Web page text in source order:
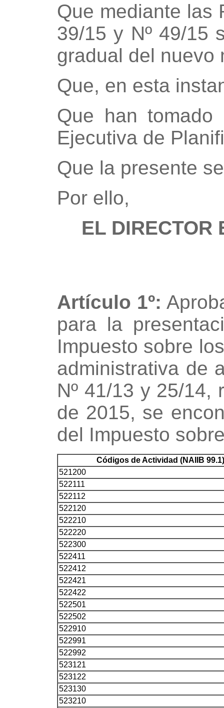
Que mediante las
39/15 y Nº 49/15
gradual del nuevo
Que, en esta
Que han tomado
Ejecutiva de
Que la presente
Por ello,
EL DIRECTOR
Artículo 1º:
para la
Impuesto sobre
administrativa de
Nº 41/13 y 25/14,
de 2015, se
del Impuesto
Códigos de Actividad (NAIIB 99.1)
521200
522111
522112
522120
522210
522220
522300
522411
522412
522421
522422
522501
522502
522910
522991
522992
523121
523122
523130
523210